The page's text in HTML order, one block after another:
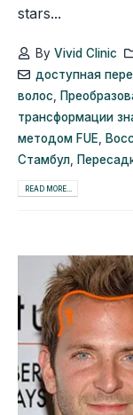
stars...
By Vivid Clinic
доступная
волос
трансформации
методом FUE
Стамбул
READ MORE...